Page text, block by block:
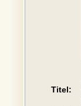
Titel: